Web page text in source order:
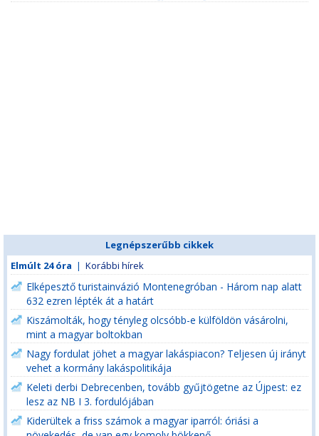
Legnépszerűbb cikkek
Elmúlt 24 óra | Korábbi hírek
Elképesztő turistainvázió Montenegróban - Három nap alatt
632 ezren lépték át a határt
Kiszámolták, hogy tényleg olcsóbb-e külföldön vásárolni,
mint a magyar boltokban
Nagy fordulat jöhet a magyar lakáspiacon? Teljesen új irányt
vehet a kormány lakáspolitikája
Keleti derbi Debrecenben, tovább gyűjtögetne az Újpest: ez
lesz az NB I 3. fordulójában
Kiderültek a friss számok a magyar iparról: óriási a